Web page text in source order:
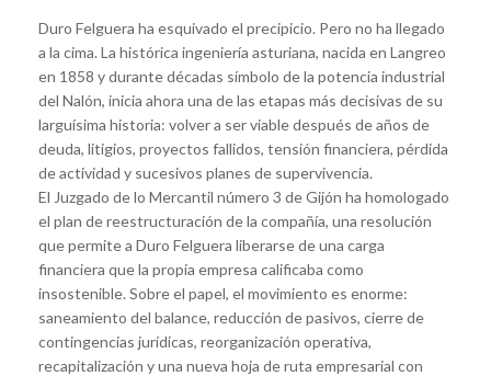
Duro Felguera ha esquivado el precipicio. Pero no ha llegado
a la cima. La histórica ingeniería asturiana, nacida en Langreo
en 1858 y durante décadas símbolo de la potencia industrial
del Nalón, inicia ahora una de las etapas más decisivas de su
larguísima historia: volver a ser viable después de años de
deuda, litigios, proyectos fallidos, tensión financiera, pérdida
de actividad y sucesivos planes de supervivencia.
El Juzgado de lo Mercantil número 3 de Gijón ha homologado
el plan de reestructuración de la compañía, una resolución
que permite a Duro Felguera liberarse de una carga
financiera que la propia empresa calificaba como
insostenible. Sobre el papel, el movimiento es enorme:
saneamiento del balance, reducción de pasivos, cierre de
contingencias jurídicas, reorganización operativa,
recapitalización y una nueva hoja de ruta empresarial con